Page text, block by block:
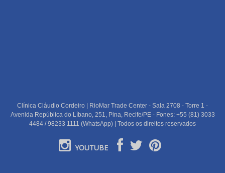
Clínica Cláudio Cordeiro | RioMar Trade Center - Sala 2708 - Torre 1 -
Avenida República do Líbano, 251, Pina, Recife/PE - Fones: +55 (81) 3033
4484 / 98233 1111 (WhatsApp) | Todos os direitos reservados
YOUTUBE